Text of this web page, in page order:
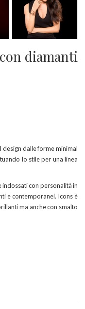
diamanti
design dalle forme minimal
lo stile per una linea
con personalità in
e contemporanei. Icons è
ma anche con smalto